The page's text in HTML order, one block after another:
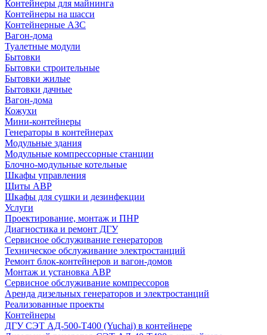
Контейнеры для майнинга
Контейнеры на шасси
Контейнерные АЗС
Вагон-дома
Туалетные модули
Бытовки
Бытовки строительные
Бытовки жилые
Бытовки дачные
Вагон-дома
Кожухи
Мини-контейнеры
Генераторы в контейнерах
Модульные здания
Модульные компрессорные станции
Блочно-модульные котельные
Шкафы управления
Щиты АВР
Шкафы для сушки и дезинфекции
Услуги
Проектирование, монтаж и ПНР
Диагностика и ремонт ДГУ
Сервисное обслуживание генераторов
Техническое обслуживание электростанций
Ремонт блок-контейнеров и вагон-домов
Монтаж и установка АВР
Сервисное обслуживание компрессоров
Аренда дизельных генераторов и электростанций
Реализованные проекты
Контейнеры
ДГУ СЭТ АД-500-Т400 (Yuchai) в контейнере